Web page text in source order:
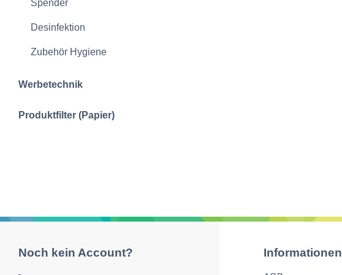
Spender
Desinfektion
Zubehör Hygiene
Werbetechnik
Produktfilter (Papier)
Noch kein Account? Informationen